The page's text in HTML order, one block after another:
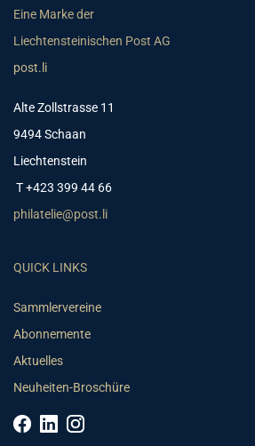
Eine Marke der
Liechtensteinischen Post AG
post.li
Alte Zollstrasse 11
9494 Schaan
Liechtenstein
T +423 399 44 66
philatelie@post.li
QUICK LINKS
Sammlervereine
Abonnemente
Aktuelles
Neuheiten-Broschüre